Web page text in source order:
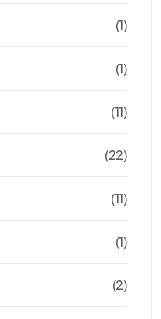
(1)
(1)
(11)
(22)
(11)
(1)
(2)